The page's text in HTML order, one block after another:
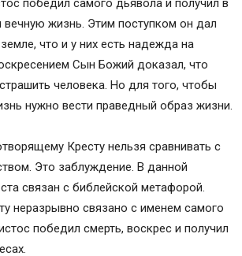
победил самого дьявола и получил в
жизнь. Этим поступком он дал
что и у них есть надежда на
Сын Божий доказал, что
человека. Но для того, чтобы
нужно вести праведный образ жизни.
Кресту нельзя сравнивать с
Это заблуждение. В данной
связан с библейской метафорой.
неразрывно связано с именем самого
победил смерть, воскрес и получил